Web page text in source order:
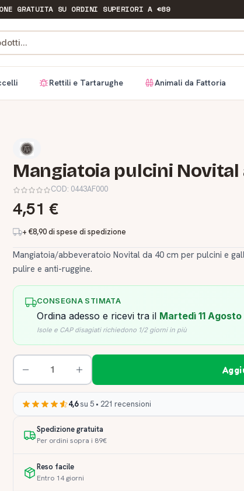
GRATUITASU ORDINI SUPERIORI A €89
Rettili e Tartarughe Animali da Fattoria
Mangiatoia pulcini
COD: 0443AF000
4,51 €
+ €8,90 di spese di spedizione
Mangiatoia/abbeveratoio Novital da 40 cm per pulcini e
pulire e anti-ruggine.
CONSEGNA STIMATA
Ordina adesso e ricevi tra il Martedì 11 Agosto
Isole e CAP disagiati richiedono 1/2 giorni in più
4,6su 5 • 221 recensioni
Spedizione gratuita
Per ordini sopra i 89€
Reso facile
Entro 14 giorni